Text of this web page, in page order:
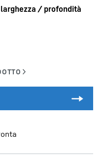
/ profondità